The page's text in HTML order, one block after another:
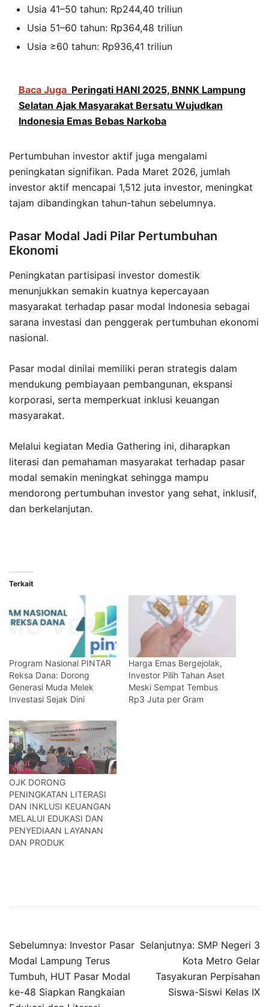
Usia 41–50 tahun: Rp244,40 triliun
Usia 51–60 tahun: Rp364,48 triliun
Usia ≥60 tahun: Rp936,41 triliun
Baca Juga Peringati HANI 2025, BNNK Lampung
Selatan Ajak Masyarakat Bersatu Wujudkan
Indonesia Emas Bebas Narkoba
Pertumbuhan investor aktif juga mengalami
peningkatan signifikan. Pada Maret 2026, jumlah
investor aktif mencapai 1,512 juta investor, meningkat
tajam dibandingkan tahun-tahun sebelumnya.
Pasar Modal Jadi Pilar Pertumbuhan
Ekonomi
Peningkatan partisipasi investor domestik
menunjukkan semakin kuatnya kepercayaan
masyarakat terhadap pasar modal Indonesia sebagai
sarana investasi dan penggerak pertumbuhan ekonomi
nasional.
Pasar modal dinilai memiliki peran strategis dalam
mendukung pembiayaan pembangunan, ekspansi
korporasi, serta memperkuat inklusi keuangan
masyarakat.
Melalui kegiatan Media Gathering ini, diharapkan
literasi dan pemahaman masyarakat terhadap pasar
modal semakin meningkat sehingga mampu
mendorong pertumbuhan investor yang sehat, inklusif,
dan berkelanjutan.
Terkait
Program Nasional PINTAR
Reksa Dana: Dorong
Generasi Muda Melek
Investasi Sejak Dini
Harga Emas Bergejolak,
Investor Pilih Tahan Aset
Meski Sempat Tembus
Rp3 Juta per Gram
OJK DORONG
PENINGKATAN LITERASI
DAN INKLUSI KEUANGAN
MELALUI EDUKASI DAN
PENYEDIAAN LAYANAN
DAN PRODUK
Navigasi
pos
Sebelumnya: Investor Pasar
Modal Lampung Terus
Tumbuh, HUT Pasar Modal
ke-48 Siapkan Rangkaian
Selanjutnya: SMP Negeri 3
Kota Metro Gelar
Tasyakuran Perpisahan
Siswa-Siswi Kelas IX